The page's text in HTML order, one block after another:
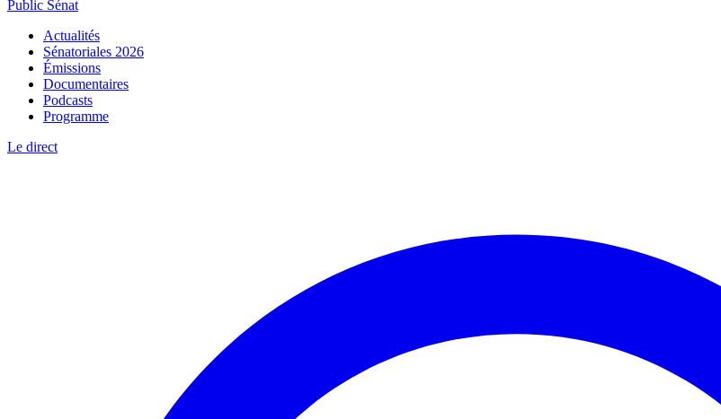
Public Sénat
Actualités
Sénatoriales 2026
Émissions
Documentaires
Podcasts
Programme
Le direct